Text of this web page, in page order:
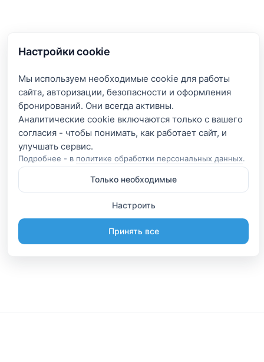
Настройки cookie
Мы используем необходимые cookie для работы
сайта, авторизации, безопасности и оформления
бронирований. Они всегда активны.
Аналитические cookie включаются только с вашего
согласия - чтобы понимать, как работает сайт, и
Подробнее - в политике обработки персональных данных.
Только необходимые
Настроить
Принять все